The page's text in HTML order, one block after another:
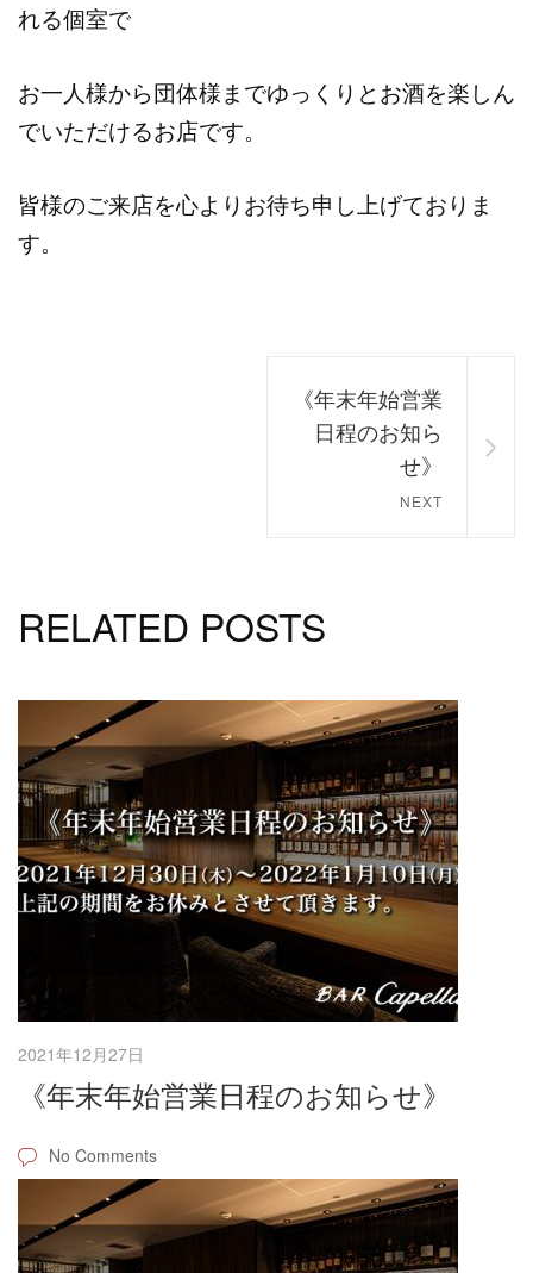
れる個室で
お一人様から団体様までゆっくりとお酒を楽しん
でいただけるお店です。
皆様のご来店を心よりお待ち申し上げておりま
す。
《年末年始営業
日程のお知ら
せ》
NEXT
RELATED POSTS
2021年12月27日
《年末年始営業日程のお知らせ》
No Comments